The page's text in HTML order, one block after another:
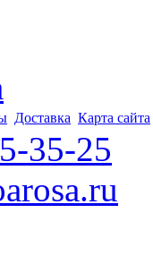
Доставка Карта сайта
35-25